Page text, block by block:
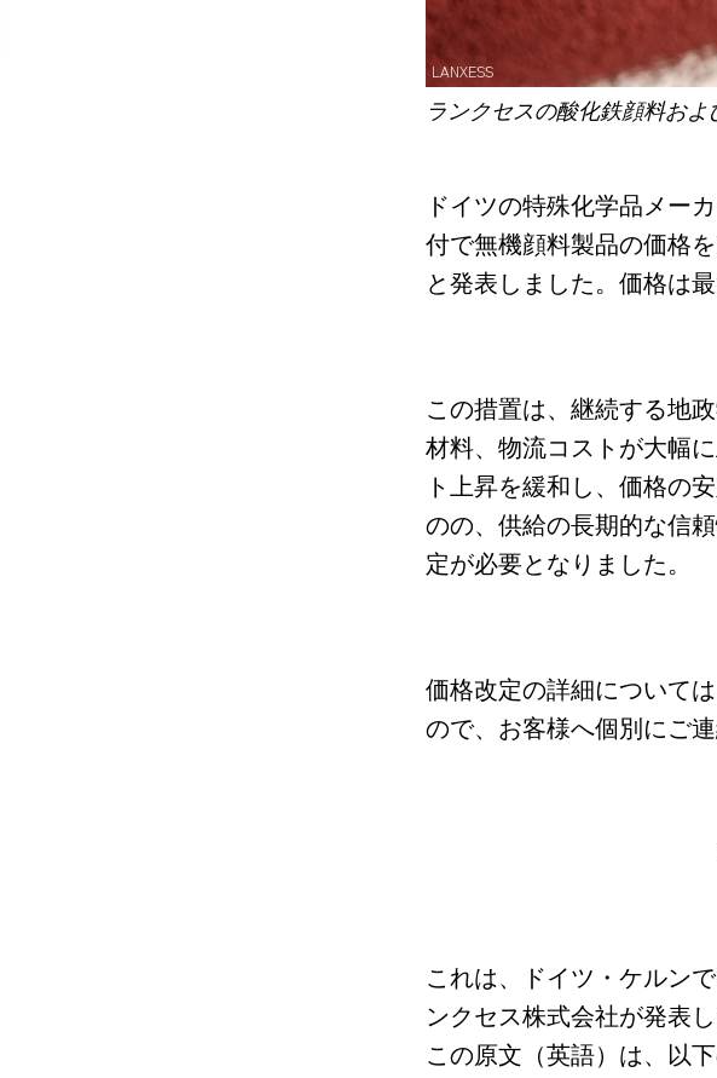
LANXESS
ランクセスの酸化鉄顔料お
ドイツの特殊化学品メー
付で無機顔料製品の価格を
と発表しました。 価格は
この措置は、継続する地
材料、物流コストが大幅
ト上昇を緩和し、価格の
のの、供給の長期的な信
定が必要となりました。
価格改定の詳細については
ので、 お客様へ個別にご
これは、ドイツ・ケルンで
ンクセス株式会社が発表し
この原文（英語）は、以